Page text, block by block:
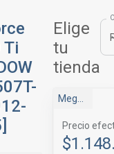
Ti
Elige
tu
tienda
MegaDrive
Precio